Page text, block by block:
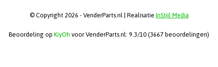
© Copyright 2026 - VenderParts.nl | Realisatie InStijl Media
Beoordeling op KiyOh voor VenderParts.nl: 9.3/10 (3667 beoordelingen)